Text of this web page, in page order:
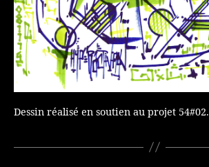
Dessin réalisé en soutien au projet 54#02.